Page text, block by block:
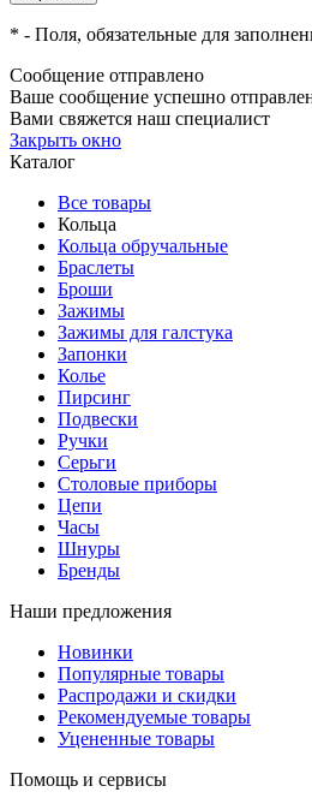
* - Поля, обязательные для
Сообщение отправлено
Ваше сообщение успешно
Вами свяжется наш специалист
Закрыть окно
Каталог
Все товары
Кольца
Кольца обручальные
Браслеты
Броши
Зажимы
Зажимы для галстука
Запонки
Колье
Пирсинг
Подвески
Ручки
Серьги
Столовые приборы
Цепи
Часы
Шнуры
Бренды
Наши предложения
Новинки
Популярные товары
Распродажи и скидки
Рекомендуемые товары
Уцененные товары
Помощь и сервисы